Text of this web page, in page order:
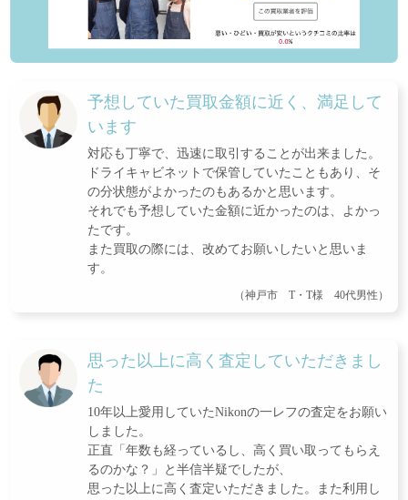
予想していた買取金額に近く、満足して
います
対応も丁寧で、迅速に取引することが出来ました。
ドライキャビネットで保管していたこともあり、そ
の分状態がよかったのもあるかと思います。
それでも予想していた金額に近かったのは、よかっ
たです。
また買取の際には、改めてお願いしたいと思いま
す。
（神戸市 T・T様 40代男性）
思った以上に高く査定していただきまし
た
10年以上愛用していたNikonの一レフの査定をお願い
しました。
正直「年数も経っているし、高く買い取ってもらえ
るのかな？」と半信半疑でしたが、
思った以上に高く査定いただきました。また利用し